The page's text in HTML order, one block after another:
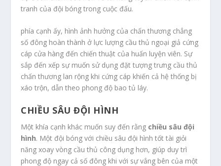
tranh của đội bóng trong cuộc đấu.
phía cạnh ấy, hình ảnh hưởng của chấn thương chẳng
số đông hoàn thành ở lực lượng cầu thủ ngoại giả cứng
cáp cửa hàng đến chiến thuật của huấn luyện viên. Sự
sắp đến xếp sự muốn sử dụng đặt tượng trưng cầu thủ
chấn thương lan rộng khi cứng cáp khiến cả hệ thống bị
xáo trộn, dẫn theo phong độ bao tủ láy.
CHIỀU SÂU ĐỘI HÌNH
Một khía cạnh khác muốn suy đến rằng chiều sâu đội
hình. Một đội bóng với chiều sâu đội hình tốt tài giỏi
năng xoay vòng cầu thủ công dụng hơn, giúp duy trì
phong độ ngay cả số đông khi với sự vắng bên của một